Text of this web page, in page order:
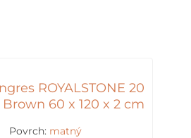
ROYALSTONE 20
60 x 120 x 2 cm
Povrch: matný